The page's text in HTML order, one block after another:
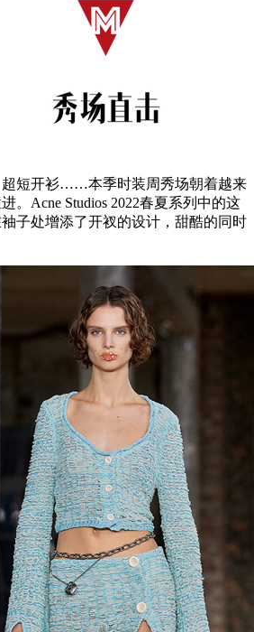
短开衫……本季时装周秀场朝着越来
。Acne Studios 2022春夏系列中的这
子处增添了开衩的设计，甜酷的同时